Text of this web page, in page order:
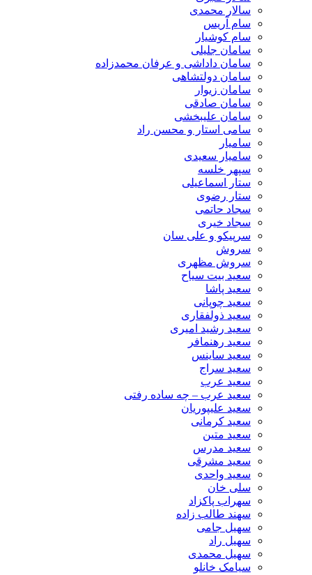
سالار محمدی
سام آریس
سام کوشیار
سامان جلیلی
سامان داداشی و عرفان محمدزاده
سامان دولتشاهی
سامان زیوار
سامان صادقی
سامان علیبخشی
سامی استار و محسن راد
سامیار
سامیار سعیدی
سپهر خلسه
ستار اسماعیلی
ستار رضوی
سجاد حاتمی
سجاد خیری
سرپیکو و علی سان
سروش
سروش مظهری
سعید بیت سیاح
سعید پاشا
سعید چوپانی
سعید ذولفقاری
سعید رشید امیری
سعید رهنمافر
سعید ساینس
سعید سراج
سعید عرب
سعید عرب – چه ساده رفتی
سعید علیپوریان
سعید کرمانی
سعید متین
سعید مدرس
سعید مشرقی
سعید واحدی
سلی خان
سهراب پاکزاد
سهند طالب زاده
سهیل جامی
سهیل راد
سهیل محمدی
سیامک خانلو